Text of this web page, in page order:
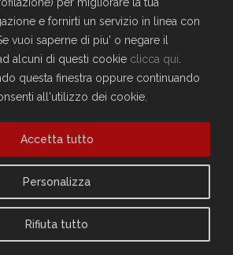
e fornirti un servizio in linea con
vuoi saperne di piu' o negare il
alcuni di questi cookie clicca qui
questa finestra oppure continuando
all'utilizzo dei cookie.
Personalizza
Rifiuta tutto
Accetta tutto
la registrazione al sito
Accedi
Privacy Policy
Cookie Policy